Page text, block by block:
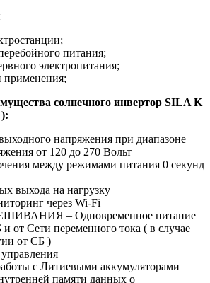
питания;
электропитания;
применения;
солнечного инвертор SILA K
напряжения при диапазоне
от 120 до 270 Вольт
между режимами питания 0 секунд
выхода на нагрузку
через Wi-Fi
– Одновременное питание
от Сети переменного тока ( в случае
от СБ )
с Литиевыми аккумуляторами
памяти данных о